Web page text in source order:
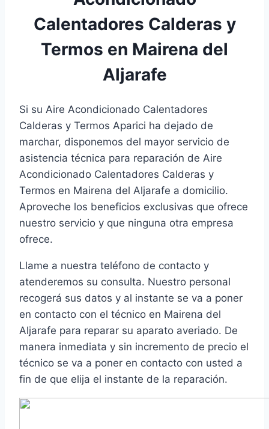
Calentadores Calderas y
Termos en Mairena del
Aljarafe
Si su Aire Acondicionado Calentadores
Calderas y Termos Aparici ha dejado de
marchar, disponemos del mayor servicio de
asistencia técnica para reparación de Aire
Acondicionado Calentadores Calderas y
Termos en Mairena del Aljarafe a domicilio.
Aproveche los beneficios exclusivas que ofrece
nuestro servicio y que ninguna otra empresa
ofrece.
Llame a nuestra teléfono de contacto y
atenderemos su consulta. Nuestro personal
recogerá sus datos y al instante se va a poner
en contacto con el técnico en Mairena del
Aljarafe para reparar su aparato averiado. De
manera inmediata y sin incremento de precio el
técnico se va a poner en contacto con usted a
fin de que elija el instante de la reparación.